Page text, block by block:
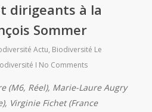
dirigeants à la
Sommer
Actu, Biodiversité Le
No Comments
(M6, Réel), Marie-Laure Augry
Virginie Fichet (France